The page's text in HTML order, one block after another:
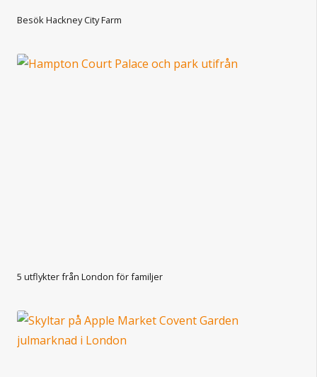
Besök Hackney City Farm
5 utflykter från London för familjer